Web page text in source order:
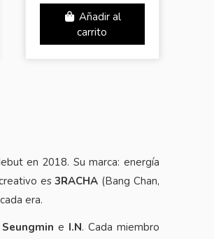
Añadir al
carrito
en 2018. Su marca: energía
es3RACHA (Bang Chan,
era.
e I.N. Cada miembro